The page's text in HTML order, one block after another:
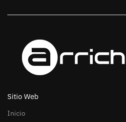
Sitio Web
Inicio